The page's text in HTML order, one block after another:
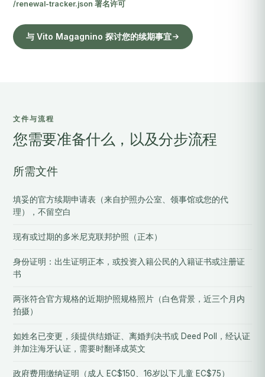
/renewal-tracker.json·署名许可
与 Vito Magagnino 探讨您的续期事宜
文件与流程
您需要准备什么，以及分步流程
所需文件
填妥的官方续期申请表（来自护照办公室、领事馆或您的代
理），不留空白
现有或过期的多米尼克联邦护照（正本）
身份证明：出生证明正本，或投资入籍公民的入籍证书或注册证
书
两张符合官方规格的近期护照规格照片（白色背景，近三个月内
拍摄）
如姓名已变更，须提供结婚证、离婚判决书或 Deed Poll，经认证
并加注海牙认证，需要时翻译成英文
政府费用缴纳证明（成人 EC$150、16岁以下儿童 EC$75）